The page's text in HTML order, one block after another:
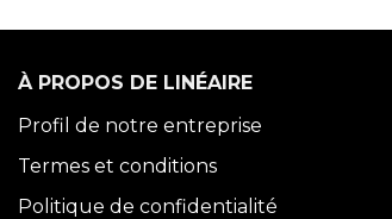
À PROPOS DE LINÉAIRE
Profil de notre entreprise
Termes et conditions
Politique de confidentialité